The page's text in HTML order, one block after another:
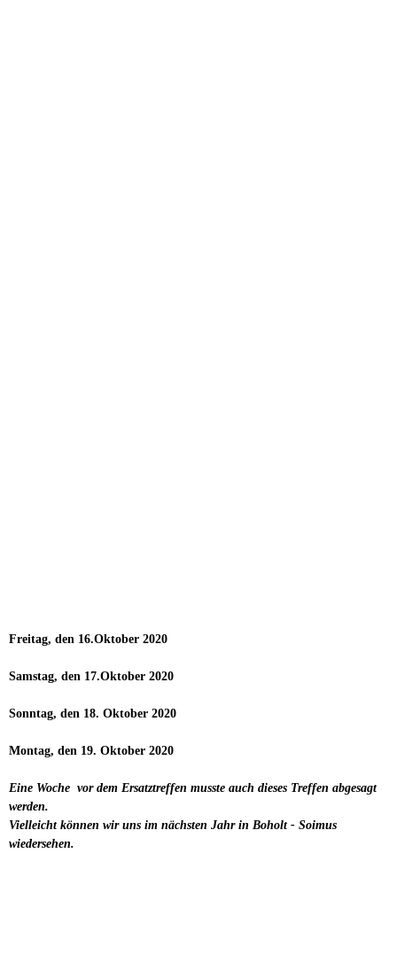
Freitag, den 16.Oktober 2020
Samstag, den 17.Oktober 2020
Sonntag, den 18. Oktober 2020
Montag, den 19. Oktober 2020
Eine Woche vor dem Ersatztreffen musste auch dieses Treffen abgesagt
werden.
Vielleicht können wir uns im nächsten Jahr in Boholt - Soimus
wiedersehen.